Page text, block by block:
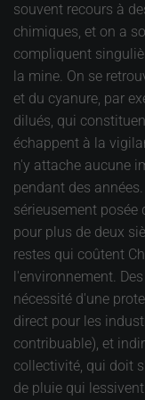
souvent recours à
chimiques, et on a
compliquent
la mine. On se
et du cyanure, par
dilués, qui
échappent à la
n'y attache aucune
pendant des
sérieusement posée
pour plus de deux
restes qui coûtent
l'environnement.
nécessité d'une
direct pour les
contribuable), et
collectivité, qui doit
de pluie qui